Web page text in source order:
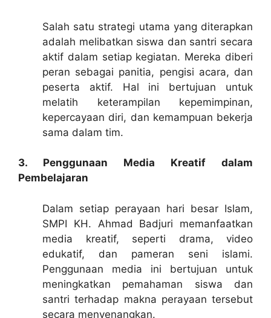
Salah satu strategi utama yang diterapkan
adalah melibatkan siswa dan santri secara
aktif dalam setiap kegiatan. Mereka diberi
peran sebagai panitia, pengisi acara, dan
peserta aktif. Hal ini bertujuan untuk
melatih keterampilan kepemimpinan,
kepercayaan diri, dan kemampuan bekerja
sama dalam tim.
3. Penggunaan Media Kreatif dalam
Pembelajaran
Dalam setiap perayaan hari besar Islam,
SMPI KH. Ahmad Badjuri memanfaatkan
media kreatif, seperti drama, video
edukatif, dan pameran seni islami.
Penggunaan media ini bertujuan untuk
meningkatkan pemahaman siswa dan
santri terhadap makna perayaan tersebut
secara menyenangkan.